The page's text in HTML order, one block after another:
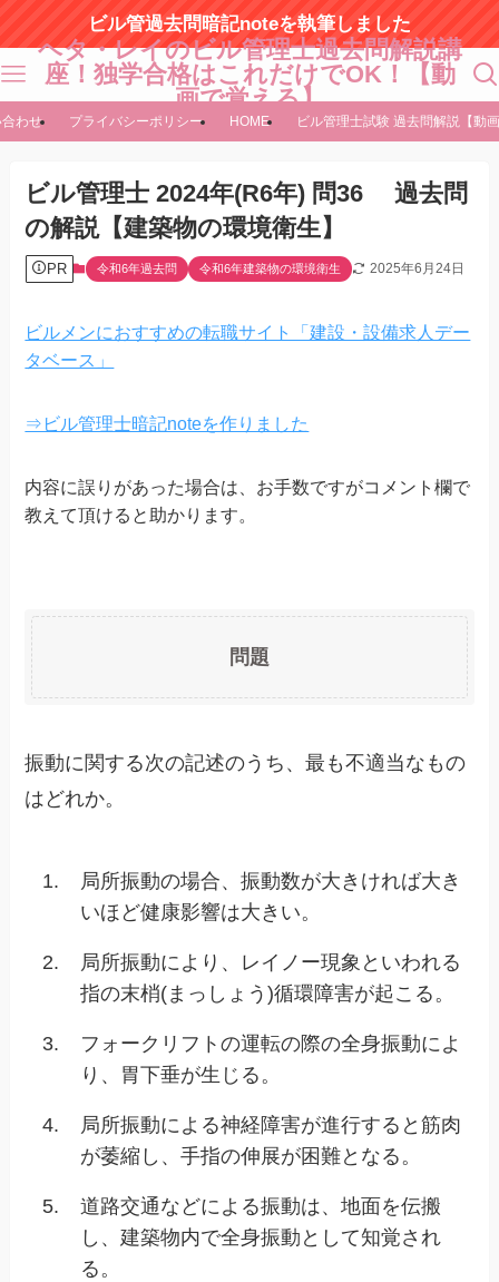
ビル管過去問暗記noteを執筆しました
ヘタ・レイのビル管理士過去問解説講
座！独学合格はこれだけでOK！【動
画で覚える】
わせ プライバシーポリシー HOME ビル管理士試験 過去問解説【動
ビル管理士 2024年(R6年) 問36 過去問
の解説【建築物の環境衛生】
PR 令和6年過去問 令和6年建築物の環境衛生 2025年6月24日
ビルメンにおすすめの転職サイト「建設・設備求人デー
タベース」
⇒ビル管理士暗記noteを作りました
内容に誤りがあった場合は、お手数ですがコメント欄で
教えて頂けると助かります。
問題
振動に関する次の記述のうち、最も不適当なもの
はどれか。
1.
局所振動の場合、振動数が大きければ大き
いほど健康影響は大きい。
2.
局所振動により、レイノー現象といわれる
指の末梢(まっしょう)循環障害が起こる。
3.
フォークリフトの運転の際の全身振動によ
り、胃下垂が生じる。
4.
局所振動による神経障害が進行すると筋肉
が萎縮し、手指の伸展が困難となる。
5.
道路交通などによる振動は、地面を伝搬
し、建築物内で全身振動として知覚され
る。